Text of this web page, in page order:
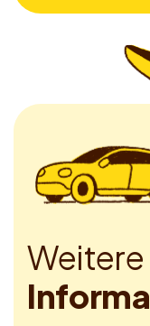
Weitere
Informa